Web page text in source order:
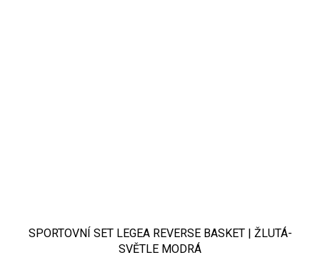
SPORTOVNÍ SET LEGEA REVERSE BASKET | ŽLUTÁ-
SVĚTLE MODRÁ